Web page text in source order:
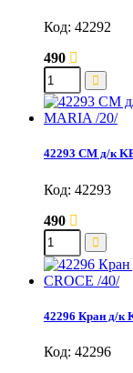
Код: 42292
490
42293 СМ д/к
Код: 42293
490
42296 Кран д/к
Код: 42296